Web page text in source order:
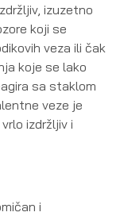
izuzetno
koji se
veza ili čak
koje se lako
sa staklom
veze je
izdržljiv i
i